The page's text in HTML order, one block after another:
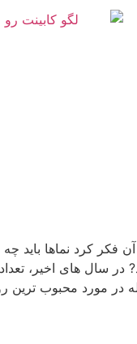
فکر کرد نماها باید
در سال های اخیر،
در مورد محبوب ترین